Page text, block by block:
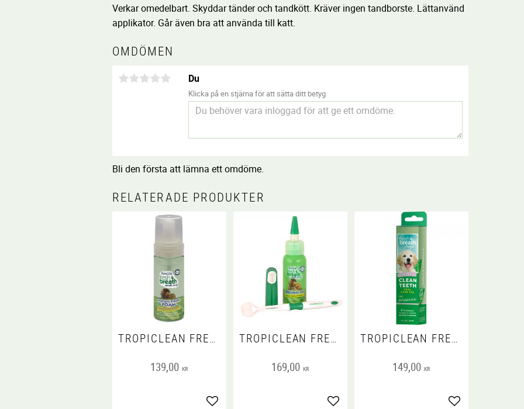
Verkar omedelbart. Skyddar tänder och tandkött. Kräver ingen tandborste. Lättanvänd
applikator. Går även bra att använda till katt.
OMDÖMEN
Du
Klicka på en stjärna för att sätta ditt betyg
Bli den första att lämna ett omdöme.
RELATERADE PRODUKTER
TROPICLEAN FRESH BREATH MINT FOAM 133 ML
139,00 KR
TROPICLEAN FRESH BREATH ORAL CARE KIT
169,00 KR
TROPICLEAN FRESH BREATH ORAL CARE PUPPIES GEL 59 ML
149,00 KR